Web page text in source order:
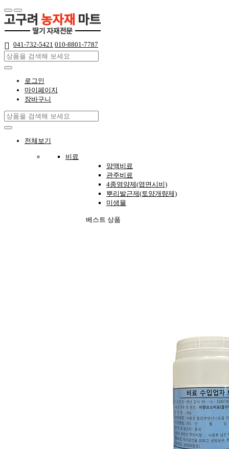
041-732-5421 010-8801-7787
로그인
마이페이지
장바구니
전체보기
비료
양액비료
관주비료
4종영양제(엽면시비)
뿌리발근제(토양개량제)
미생물
베스트 상품